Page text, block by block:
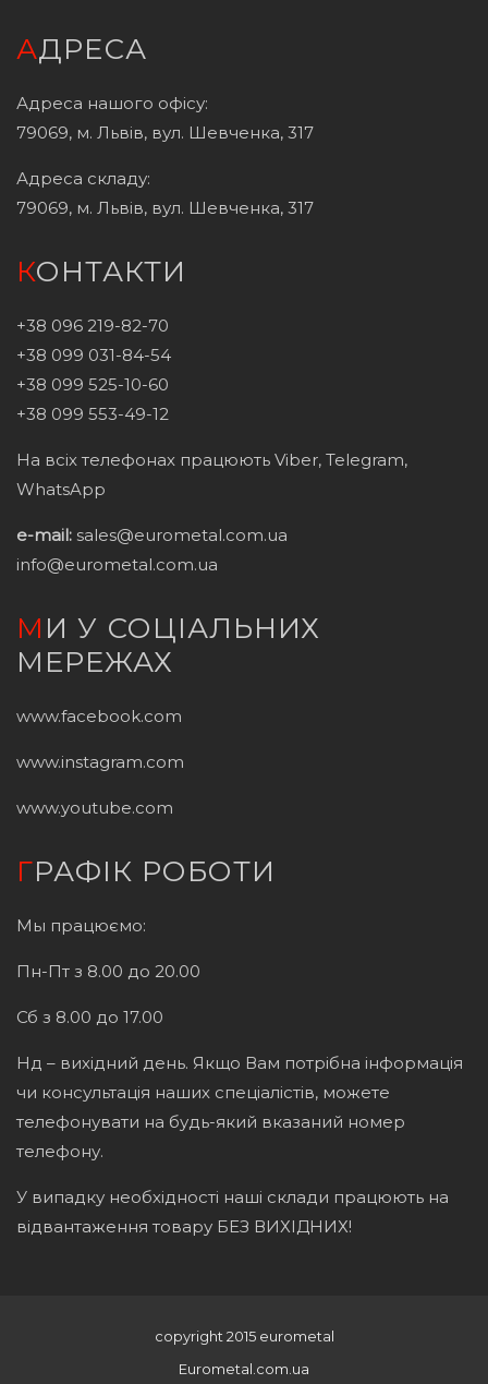
АДРЕСА
Адреса нашого офісу:
79069, м. Львів, вул. Шевченка, 317
Адреса складу:
79069, м. Львів, вул. Шевченка, 317
КОНТАКТИ
+38 096 219-82-70
+38 099 031-84-54
+38 099 525-10-60
+38 099 553-49-12
На всіх телефонах працюють Viber, Telegram,
WhatsApp
e-mail: sales@eurometal.com.ua
info@eurometal.com.ua
МИ У СОЦІАЛЬНИХ
МЕРЕЖАХ
www.facebook.com
www.instagram.com
www.youtube.com
ГРАФІК РОБОТИ
Мы працюємо:
Пн-Пт з 8.00 до 20.00
Сб з 8.00 до 17.00
Нд – вихідний день. Якщо Вам потрібна інформація
чи консультація наших спеціалістів, можете
телефонувати на будь-який вказаний номер
телефону.
У випадку необхідності наші склади працюють на
відвантаження товару БЕЗ ВИХІДНИХ!
copyright 2015 eurometal
Eurometal.com.ua